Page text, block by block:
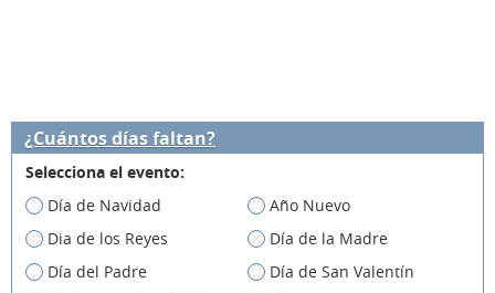
¿Cuántos días faltan?
Selecciona el evento:
Día de Navidad
Año Nuevo
Dia de los Reyes
Día de la Madre
Día del Padre
Día de San Valentín